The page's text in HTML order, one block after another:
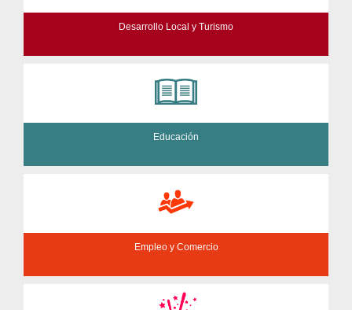
Desarrollo Local y Turismo
Educación
Empleo y Comercio